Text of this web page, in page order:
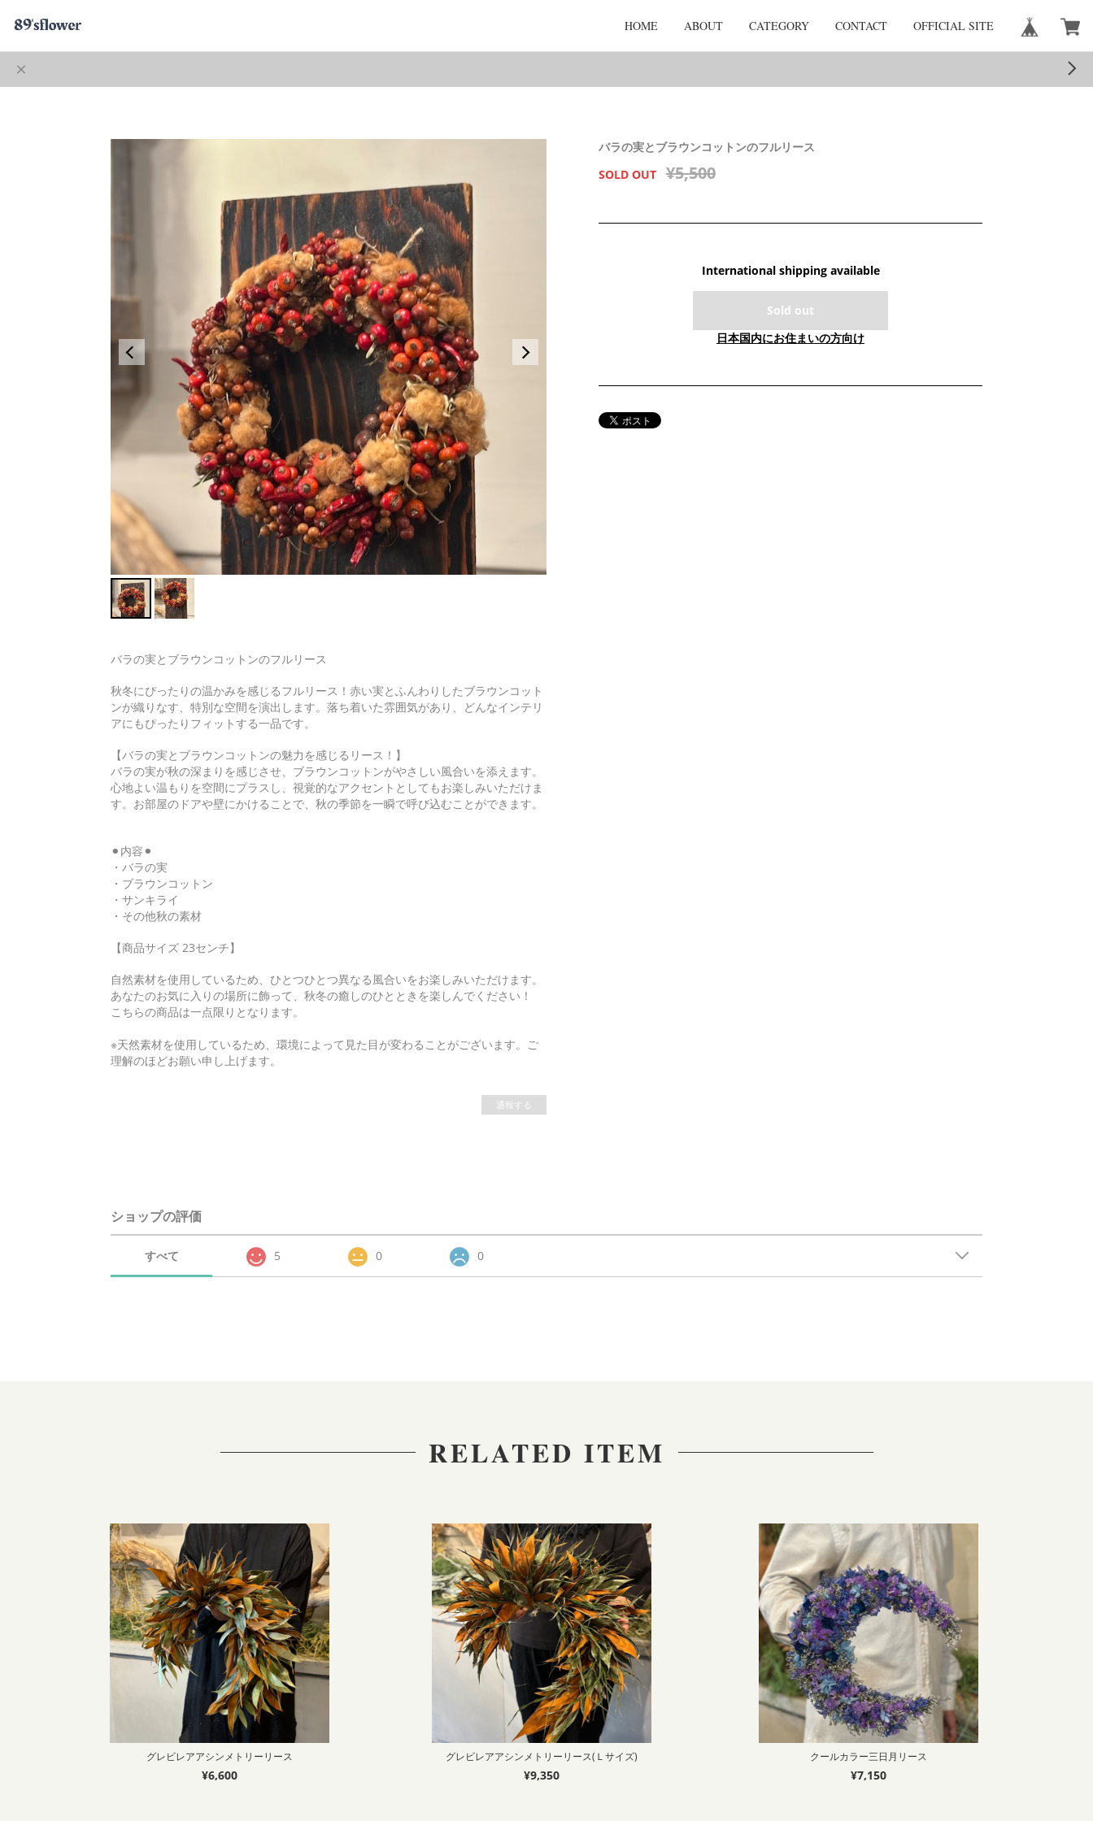
HOME ABOUT CATEGORY CONTACT OFFICIAL SITE
バラの実とブラウンコットンのフルリース
秋冬にぴったりの温かみを感じるフルリース！赤い実とふんわりしたブラウンコット
ンが織りなす、特別な空間を演出します。落ち着いた雰囲気があり、どんなインテリ
アにもぴったりフィットする一品です。
【バラの実とブラウンコットンの魅力を感じるリース！】
バラの実が秋の深まりを感じさせ、ブラウンコットンがやさしい風合いを添えます。
心地よい温もりを空間にプラスし、視覚的なアクセントとしてもお楽しみいただけま
す。お部屋のドアや壁にかけることで、秋の季節を一瞬で呼び込むことができます。
⚫︎内容⚫︎
・バラの実
・ブラウンコットン
・サンキライ
・その他秋の素材
【商品サイズ 23センチ】
自然素材を使用しているため、ひとつひとつ異なる風合いをお楽しみいただけます。
あなたのお気に入りの場所に飾って、秋冬の癒しのひとときを楽しんでください！
こちらの商品は一点限りとなります。
※天然素材を使用しているため、環境によって見た目が変わることがございます。ご
理解のほどお願い申し上げます。
通報する
バラの実とブラウンコットンのフルリース
SOLD OUT
¥5,500
International shipping available
Sold out
日本国内にお住まいの方向け
ショップの評価
すべて 5 0 0
RELATED ITEM
グレビレアアシンメトリーリース
¥6,600
グレビレアアシンメトリーリース(Ｌサイズ)
¥9,350
クールカラー三日月リース
¥7,150